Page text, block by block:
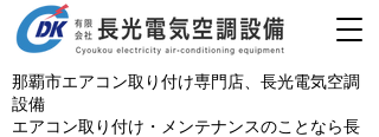
那覇市エアコン取り付け専門店、長光電気空調
設備
エアコン取り付け・メンテナンスのことなら長